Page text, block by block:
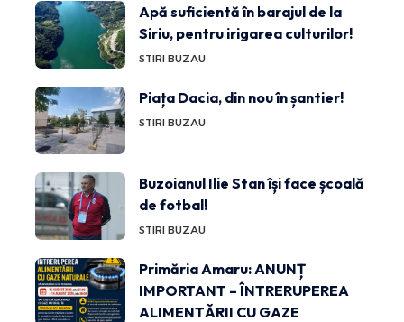
Apă suficientă în barajul de la
Siriu, pentru irigarea culturilor!
STIRI BUZAU
Piața Dacia, din nou în șantier!
STIRI BUZAU
Buzoianul Ilie Stan își face școală
de fotbal!
STIRI BUZAU
Primăria Amaru: ANUNȚ
IMPORTANT – ÎNTRERUPEREA
ALIMENTĂRII CU GAZE